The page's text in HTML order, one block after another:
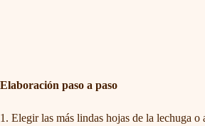
Elaboración paso a paso
Elegir las más lindas hojas de la lechuga o